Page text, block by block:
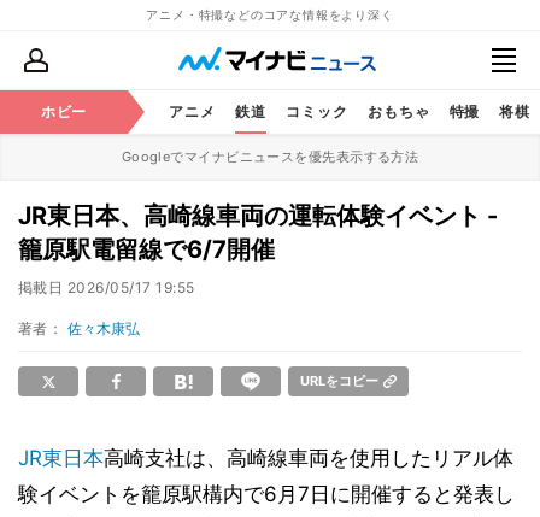
アニメ・特撮などのコアな情報をより深く
ホビー アニメ 鉄道 コミック おもちゃ 特撮 将棋
Googleでマイナビニュースを優先表示する方法
JR東日本、高崎線車両の運転体験イベント -
籠原駅電留線で6/7開催
掲載日 2026/05/17 19:55
著者： 佐々木康弘
URLをコピー
JR東日本高崎支社は、高崎線車両を使用したリアル体
験イベントを籠原駅構内で6月7日に開催すると発表し